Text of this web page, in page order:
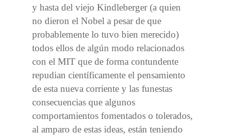
y hasta del viejo Kindleberger (a quien
no dieron el Nobel a pesar de que
probablemente lo tuvo bien merecido)
todos ellos de algún modo relacionados
con el MIT que de forma contundente
repudian científicamente el pensamiento
de esta nueva corriente y las funestas
consecuencias que algunos
comportamientos fomentados o tolerados,
al amparo de estas ideas, están teniendo